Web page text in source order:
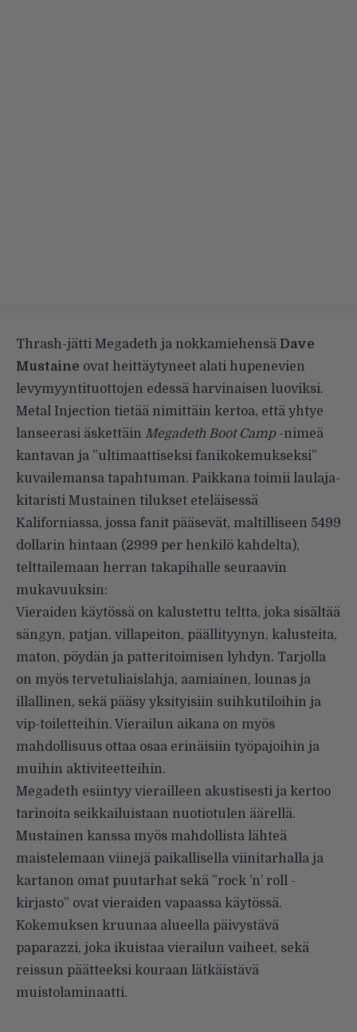
Thrash-jätti Megadeth ja nokkamiehensä Dave
Mustaine ovat heittäytyneet alati hupenevien
levymyyntituottojen edessä harvinaisen luoviksi.
Metal Injection tietää nimittäin kertoa, että yhtye
lanseerasi äskettäin Megadeth Boot Camp-nimeä
kantavan ja ”ultimaattiseksi fanikokemukseksi”
kuvailemansa tapahtuman. Paikkana toimii laulaja-
kitaristi Mustainen tilukset eteläisessä
Kaliforniassa, jossa fanit pääsevät, maltilliseen 5499
dollarin hintaan (2999 per henkilö kahdelta),
telttailemaan herran takapihalle seuraavin
mukavuuksin:
Vieraiden käytössä on kalustettu teltta, joka sisältää
sängyn, patjan, villapeiton, päällityynyn, kalusteita,
maton, pöydän ja patteritoimisen lyhdyn. Tarjolla
on myös tervetuliaislahja, aamiainen, lounas ja
illallinen, sekä pääsy yksityisiin suihkutiloihin ja
vip-toiletteihin. Vierailun aikana on myös
mahdollisuus ottaa osaa erinäisiin työpajoihin ja
muihin aktiviteetteihin.
Megadeth esiintyy vierailleen akustisesti ja kertoo
tarinoita seikkailuistaan nuotiotulen äärellä.
Mustainen kanssa myös mahdollista lähteä
maistelemaan viinejä paikallisella viinitarhalla ja
kartanon omat puutarhat sekä ”rock ’n’ roll -
kirjasto” ovat vieraiden vapaassa käytössä.
Kokemuksen kruunaa alueella päivystävä
paparazzi, joka ikuistaa vierailun vaiheet, sekä
reissun päätteeksi kouraan lätkäistävä
muistolaminaatti.